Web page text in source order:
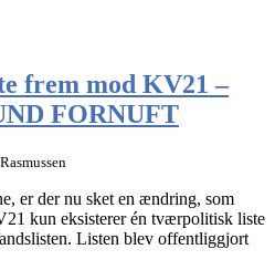
frem mod KV21 –
FORNUFT
er der nu sket en ændring, som
kun eksisterer én tværpolitisk liste
Listen blev offentliggjort